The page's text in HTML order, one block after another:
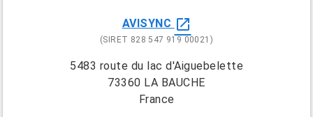
AVISYNC open_in_new
(SIRET 828 547 919 00021)
5483 route du lac d'Aiguebelette
73360 LA BAUCHE
France